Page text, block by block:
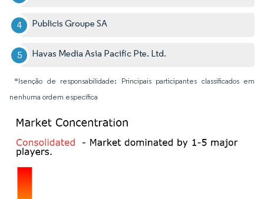
Publicis Groupe SA
Havas Media Asia Pacific Pte. Ltd.
*Isenção de responsabilidade: Principais participantes classificados em
nenhuma ordem específica